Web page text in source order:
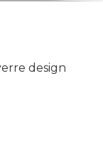
design